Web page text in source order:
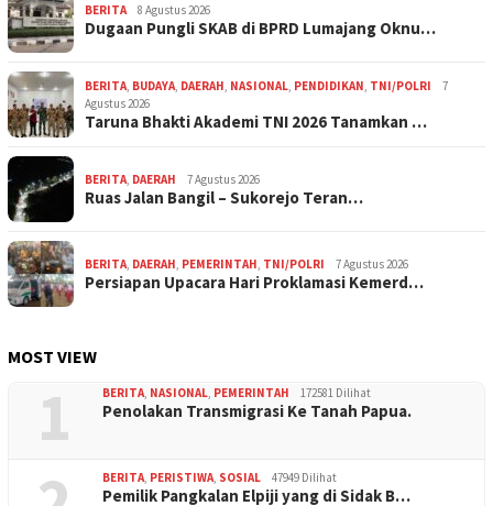
BERITA 8 Agustus 2026
Dugaan Pungli SKAB di BPRD Lumajang Oknu…
BERITA BUDAYA DAERAH NASIONAL PENDIDIKAN TNI/POLRI
7
Agustus 2026
Taruna Bhakti Akademi TNI 2026 Tanamkan …
BERITA DAERAH 7 Agustus 2026
Ruas Jalan Bangil – Sukorejo Teran…
BERITA DAERAH PEMERINTAH TNI/POLRI 7 Agustus 2026
Persiapan Upacara Hari Proklamasi Kemerd…
MOST VIEW
1 BERITA NASIONAL PEMERINTAH 172581 Dilihat
Penolakan Transmigrasi Ke Tanah Papua.
BERITA PERISTIWA SOSIAL 47949 Dilihat
Pemilik Pangkalan Elpiji yang di Sidak B…